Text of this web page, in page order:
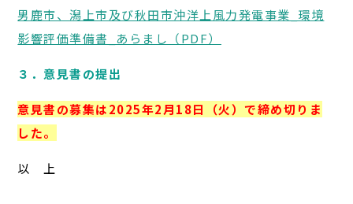
男鹿市、潟上市及び秋田市沖洋上風力発電事業_環境
影響評価準備書_あらまし（PDF）
３．意見書の提出
意見書の募集は2025年2月18日（火）で締め切りま
した。
以 上